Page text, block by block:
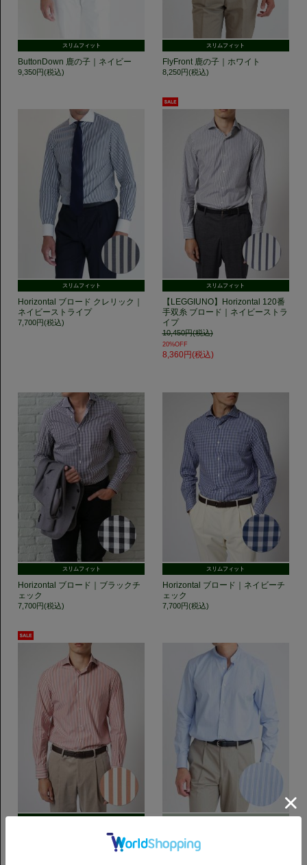
スリムフィット
ButtonDown 鹿の子｜ネイビー
9,350円(税込)
スリムフィット
FlyFront 鹿の子｜ホワイト
8,250円(税込)
スリムフィット
Horizontal ブロード クレリック｜
ネイビーストライプ
7,700円(税込)
スリムフィット
【LEGGIUNO】Horizontal 120番
手双糸 ブロード｜ネイビーストラ
イプ
10,450円(税込)
20%OFF
8,360円(税込)
スリムフィット
Horizontal ブロード｜ブラックチ
ェック
7,700円(税込)
スリムフィット
Horizontal ブロード｜ネイビーチ
ェック
7,700円(税込)
【LEGGIUNO】Horizontal 120番
手双糸 ブロード｜ロンドンストラ
イプ